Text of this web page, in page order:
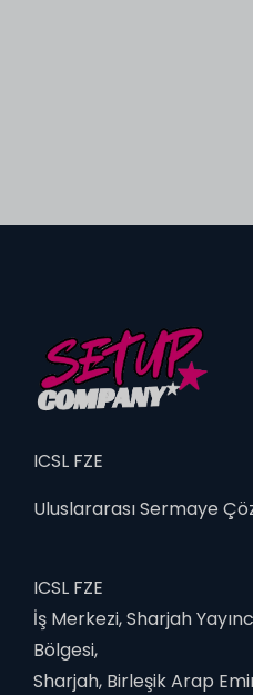
ICSL FZE
Uluslararası Sermaye
ICSL FZE
İş Merkezi, Sharjah
Bölgesi,
Sharjah, Birleşik Arap